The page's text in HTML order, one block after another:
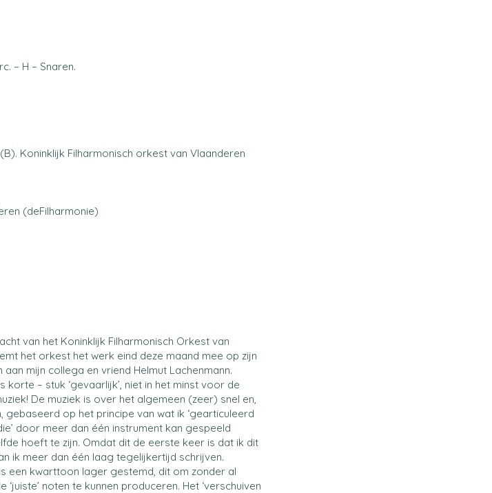
– H – Snaren.
Koninklijk Filharmonisch orkest van Vlaanderen
(deFilharmonie)
van het Koninklijk Filharmonisch Orkest van
het orkest het werk eind deze maand mee op zijn
mijn collega en vriend Helmut Lachenmann.
– stuk ‘gevaarlijk’, niet in het minst voor de
De muziek is over het algemeen (zeer) snel en,
op het principe van wat ik ‘gearticuleerd
door meer dan één instrument kan gespeeld
hoeft te zijn. Omdat dit de eerste keer is dat ik dit
ik meer dan één laag tegelijkertijd schrijven.
een kwarttoon lager gestemd, dit om zonder al
noten te kunnen produceren. Het ‘verschuiven